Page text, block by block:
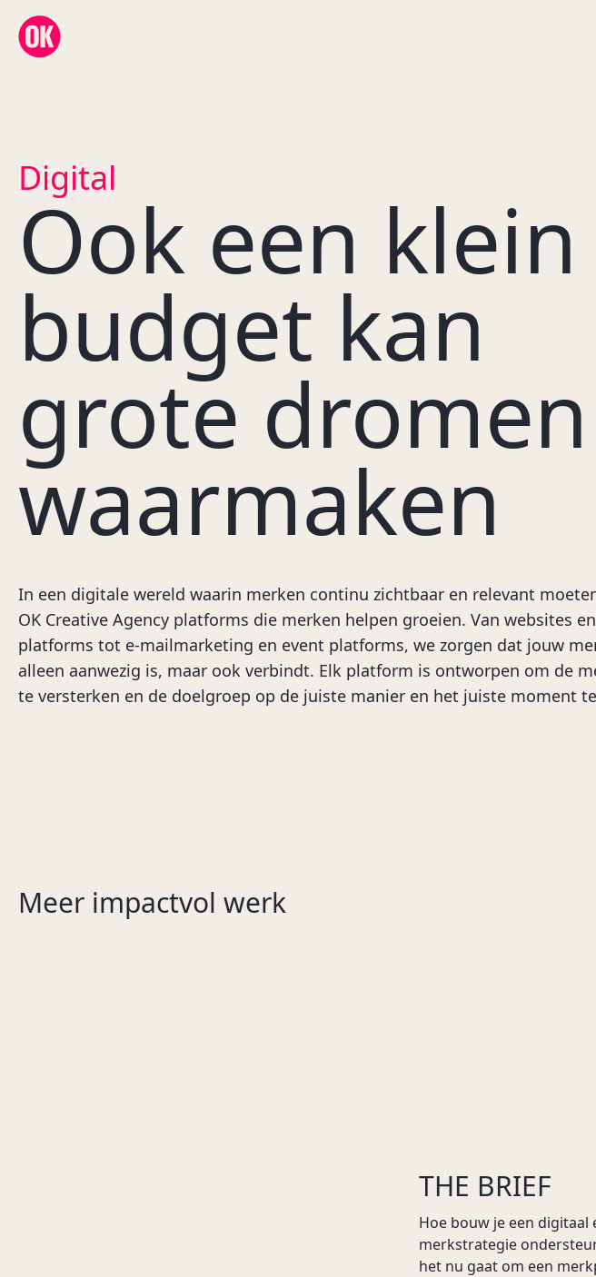
OK Creative Agency
Digital
Ook een klein
budget kan
grote dromen
waarmaken
In een digitale wereld waarin merken continu zichtbaar en relevant
OK Creative Agency platforms die merken helpen groeien. Van websites
platforms tot e-mailmarketing en event platforms, we zorgen dat jouw
alleen aanwezig is, maar ook verbindt. Elk platform is ontworpen om de
te versterken en de doelgroep op de juiste manier en het juiste moment
Meer impactvol werk
Beasts of Bugatti
Louwman Museum
THE BRIEF
Hoe bouw je een digitaal
merkstrategie
het nu gaat om een